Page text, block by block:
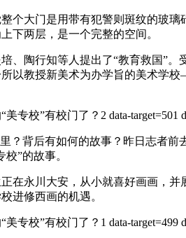
大门是用带有犯警则斑纹的玻璃
下两层，是一个完整的空间。
陶行知等人提出了“教育救国”。
所以教授新美术为办学旨的美术学
校”有校门了？2 data-target=501
背后有如何的故事？昨日志者前
”的故事。
永川大安，从小就喜好画画，并
进修西画的机遇。
校”有校门了？1 data-target=499